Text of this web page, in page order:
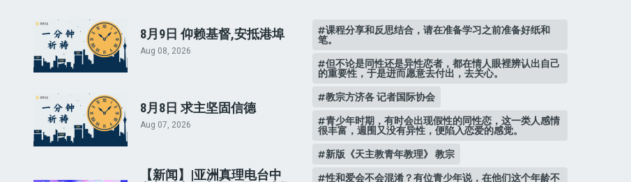
8月9日 仰赖基督,安抵港埠
Aug 08, 2026
8月8日 求主坚固信德
Aug 07, 2026
【新闻】|亚洲真理电台中
课程分享和反思结合，请在准备学习之前准备好纸和
笔。
但不论是同性还是异性恋者，都在情人眼裡辨认出自己
的重要性，于是进而愿意去付出，去关心。
教宗方济各 记者国际协会
青少年时期，有时会出现假性的同性恋，这一类人感情
很丰富，週围又没有异性，便陷入恋爱的感觉。
新版《天主教青年教理》 教宗
性和爱会不会混淆？有位青少年说，在他们这个年龄不